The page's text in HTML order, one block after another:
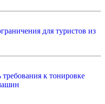
для туристов из
к тонировке